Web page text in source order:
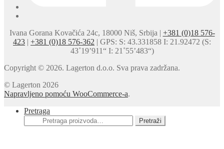
Ivana Gorana Kovačića 24c, 18000 Niš, Srbija | +381 (0)18 576-
423 | +381 (0)18 576-362 | GPS: S: 43.331858 I: 21.92472 (S:
43˚19’911“ I: 21˚55’483“)
Copyright © 2026. Lagerton d.o.o. Sva prava zadržana.
© Lagerton 2026
Napravljeno pomoću WooCommerce-a.
Pretraga
Pretraga
za:
Pretraži